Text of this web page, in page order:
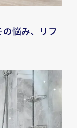
悩み、リフ